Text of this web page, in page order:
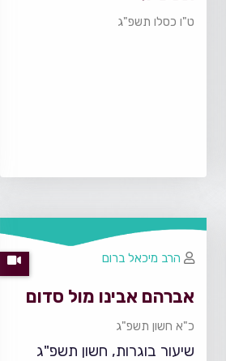
ט"ו כסלו תשפ"ג
אברהם אבינו מול סדום
כ"א חשון תשפ"ג
שיעור בוגרות, חשון תשפ"ג
הרב מיכאל ברום